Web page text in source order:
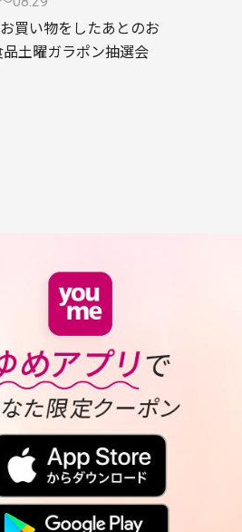
買い物をしたあとのお
土曜ガラポン抽選会